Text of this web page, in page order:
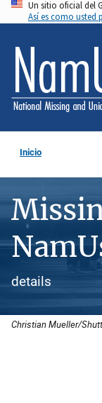
Pasar
al
contenido
principal
Un sitio oficial del
Así es como usted
Inicio
details
Christian Mueller/